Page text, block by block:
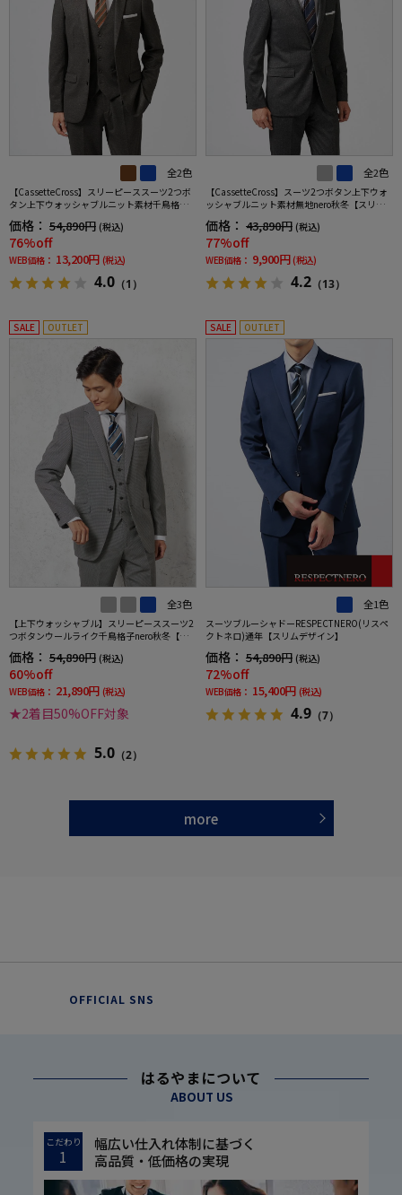
全2色
【CassetteCross】スリーピーススーツ2つボ
タン上下ウォッシャブルニット素材千鳥格子n
ero秋冬【スリムデザイン】
価格： 54,890円 (税込)
76%off
WEB価格： 13,200円 (税込)
4.0 （1）
全2色
【CassetteCross】スーツ2つボタン上下ウォ
ッシャブルニット素材無地nero秋冬【スリム
デザイン】
価格： 43,890円 (税込)
77%off
WEB価格： 9,900円 (税込)
4.2 （13）
SALE OUTLET
全3色
【上下ウォッシャブル】スリーピーススーツ2
つボタンウールライク千鳥格子nero秋冬【ス
リムデザイン】
価格： 54,890円 (税込)
60%off
WEB価格： 21,890円 (税込)
★2着目50%OFF対象
5.0 （2）
SALE OUTLET
全1色
スーツブルーシャドーRESPECTNERO(リスペ
クトネロ)通年【スリムデザイン】
価格： 54,890円 (税込)
72%off
WEB価格： 15,400円 (税込)
4.9 （7）
more
OFFICIAL SNS
はるやまについて
ABOUT US
こだわり
1
幅広い仕入れ体制に基づく
高品質・低価格の実現